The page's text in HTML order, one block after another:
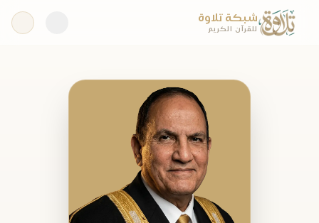
شبكة تلاوة
للقرآن الكريم